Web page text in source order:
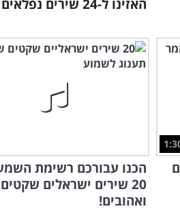
האזינו ל-24 שירים נפלאים
הכנו עבורכם רשימת
20 שירים ישראלים שקטים
ואהובים!